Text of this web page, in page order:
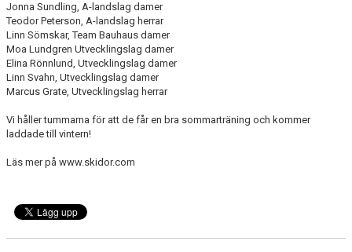
Jonna Sundling, A-landslag damer
Teodor Peterson, A-landslag herrar
Linn Sömskar, Team Bauhaus damer
Moa Lundgren Utvecklingslag damer
Elina Rönnlund, Utvecklingslag damer
Linn Svahn, Utvecklingslag damer
Marcus Grate, Utvecklingslag herrar
Vi håller tummarna för att de får en bra sommarträning och kommer
laddade till vintern!
Läs mer på www.skidor.com